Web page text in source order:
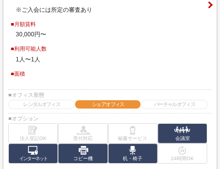
※ご入会には所定の審査あり
■月額賃料
30,000円〜
■利用可能人数
1人〜1人
■面積
■オフィス形態
レンタルオフィス
シェアオフィス バーチャルオフィス
■オプション
法人登記OK 受付対応 秘書サービス 会議室
インターネット コピー機 机・椅子 24時間OK